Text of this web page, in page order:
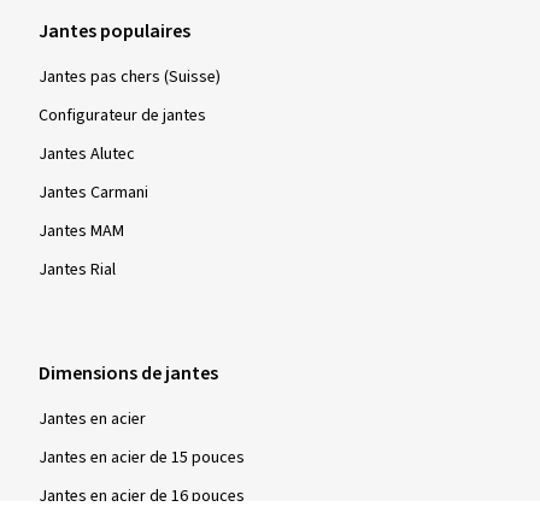
Jantes populaires
Jantes pas chers (Suisse)
Configurateur de jantes
Jantes Alutec
Jantes Carmani
Jantes MAM
Jantes Rial
Dimensions de jantes
Jantes en acier
Jantes en acier de 15 pouces
Jantes en acier de 16 pouces